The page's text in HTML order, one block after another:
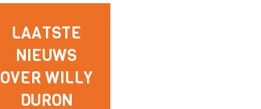
LAATSTE
NIEUWS
OVER WILLY
DURON